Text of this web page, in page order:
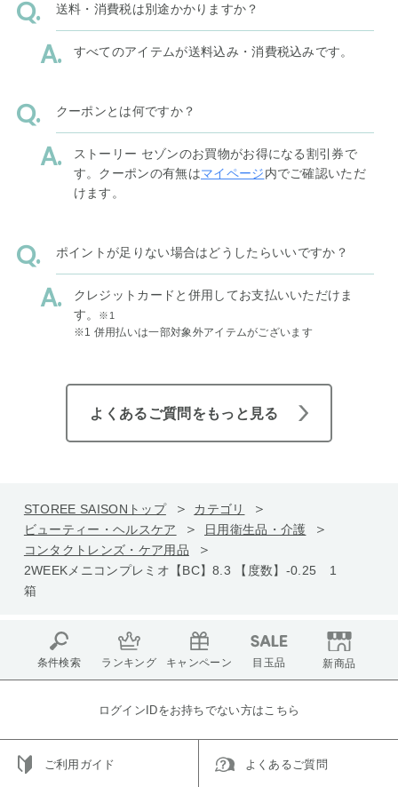
送料・消費税は別途かかりますか？
すべてのアイテムが送料込み・消費税込みです。
クーポンとは何ですか？
ストーリー セゾンのお買物がお得になる割引券で
す。クーポンの有無はマイページ内でご確認いただ
けます。
ポイントが足りない場合はどうしたらいいですか？
クレジットカードと併用してお支払いいただけま
す。
※1
※1 併用払いは一部対象外アイテムがございます
よくあるご質問をもっと見る
STOREE SAISONトップ
カテゴリ
ビューティー・ヘルスケア
日用衛生品・介護
コンタクトレンズ・ケア用品
2WEEKメニコンプレミオ【BC】8.3 【度数】-0.25 1
箱
条件検索 ランキング キャンペーン 目玉品 新商品
ログインIDをお持ちでない方はこちら
ご利用ガイド よくあるご質問